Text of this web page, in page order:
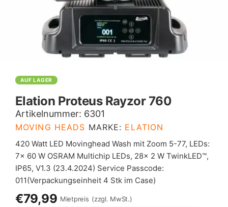
AUF LAGER
Elation Proteus Rayzor 760
Artikelnummer: 6301
MOVING HEADS MARKE: ELATION
420 Watt LED Movinghead Wash mit Zoom 5-77, LEDs:
7x 60 W OSRAM Multichip LEDs, 28x 2 W TwinkLED™,
IP65, V1.3 (23.4.2024) Service Passcode:
011(Verpackungseinheit 4 Stk im Case)
€79,99 Mietpreis (zzgl. MwSt.)